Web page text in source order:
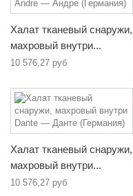
Халат тканевый снаружи,
махровый внутри...
10 576,27 руб
Халат тканевый снаружи,
махровый внутри...
10 576,27 руб